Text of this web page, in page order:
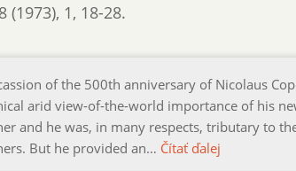
(1973), 1, 18-28.
of the 500th anniversary of Nicolaus
arid view-of-the-world importance of his
and he was, in many respects, tributary to
But he provided an… Čítať ďalej